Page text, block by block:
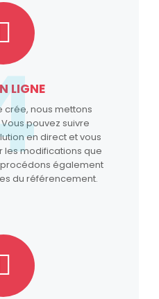
LIGNE
crée, nous mettons
pouvez suivre
en direct et vous
les modifications que
procédons également
du référencement.